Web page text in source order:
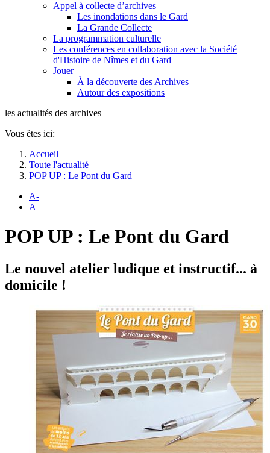
Appel à collecte d’archives
Les inondations dans le Gard
La Grande Collecte
La programmation culturelle
Les conférences en collaboration avec la Société
d'Histoire de Nîmes et du Gard
Jouer
À la découverte des Archives
Autour des expositions
les actualités des archives
Vous êtes ici:
Accueil
Toute l'actualité
POP UP : Le Pont du Gard
A-
A+
POP UP : Le Pont du Gard
Le nouvel atelier ludique et instructif... à
domicile !